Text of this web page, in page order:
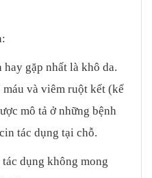
gặp nhất là khô da.
và viêm ruột kết (kể
mô tả ở những bệnh
tác dụng tại chỗ.
dụng không mong